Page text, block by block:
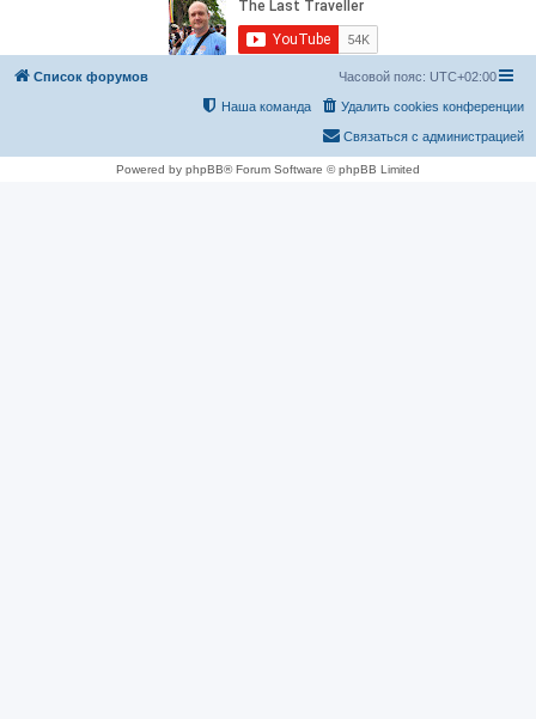
Список форумов Часовой пояс: UTC+02:00
Удалить cookies конференции
Наша команда
Связаться с администрацией
Powered by phpBB® Forum Software © phpBB Limited